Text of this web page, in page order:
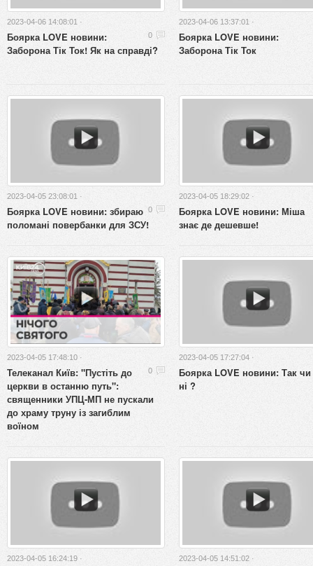
2023-04-06 14:08:01 ·
0
Боярка LOVE новини:
Заборона Тік Ток! Як на справді?
2023-04-06 13:37:01 ·
Боярка LOVE новини:
Заборона Тік Ток
2023-04-05 23:08:01 ·
0
Боярка LOVE новини: збираю
поломані повербанки для ЗСУ!
2023-04-05 18:29:02 ·
Боярка LOVE новини: Міша
знає де дешевше!
2023-04-05 17:48:10 ·
0
Телеканал Київ: "Пустіть до
церкви в останню путь":
священники УПЦ-МП не пускали
до храму труну із загиблим
воїном
2023-04-05 17:27:04 ·
Боярка LOVE новини: Так чи
ні ?
2023-04-05 16:24:19 ·
2023-04-05 14:51:02 ·